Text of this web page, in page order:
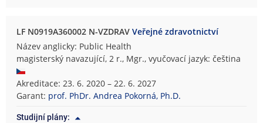
LF N0919A360002 N-VZDRAVVeřejné zdravotnictví
Název anglicky: Public Health
magisterský navazující, 2 r., Mgr., vyučovací jazyk: čeština
Akreditace: 23. 6. 2020 – 22. 6. 2027
Garant: prof. PhDr. Andrea Pokorná, Ph.D.
Studijní plány: